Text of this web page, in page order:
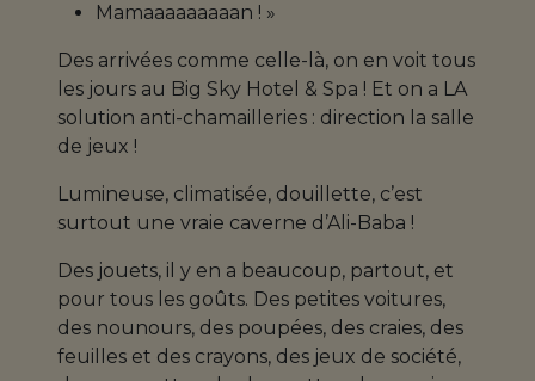
Mamaaaaaaaaan ! »
Des arrivées comme celle-là, on en voit tous
les jours au Big Sky Hotel & Spa ! Et on a LA
solution anti-chamailleries : direction la salle
de jeux !
Lumineuse, climatisée, douillette, c’est
surtout une vraie caverne d’Ali-Baba !
Des jouets, il y en a beaucoup, partout, et
pour tous les goûts. Des petites voitures,
des nounours, des poupées, des craies, des
feuilles et des crayons, des jeux de société,